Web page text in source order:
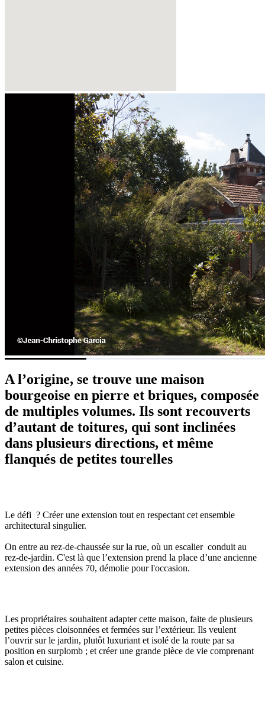
A l’origine, se trouve une maison
bourgeoise en pierre et briques, composée
de multiples volumes. Ils sont recouverts
d’autant de toitures, qui sont inclinées
dans plusieurs directions, et même
flanqués de petites tourelles
Le défi ? Créer une extension tout en respectant cet ensemble
architectural singulier.
On entre au rez-de-chaussée sur la rue, où un escalier conduit au
rez-de-jardin. C'est là que l’extension prend la place d’une ancienne
extension des années 70, démolie pour l'occasion.
Les propriétaires souhaitent adapter cette maison, faite de plusieurs
petites pièces cloisonnées et fermées sur l’extérieur. Ils veulent
l’ouvrir sur le jardin, plutôt luxuriant et isolé de la route par sa
position en surplomb ; et créer une grande pièce de vie comprenant
salon et cuisine.